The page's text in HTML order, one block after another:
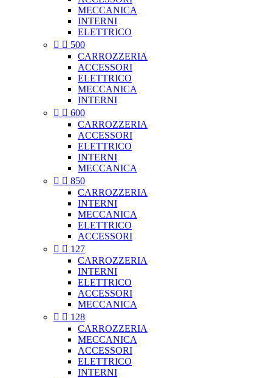
MECCANICA
INTERNI
ELETTRICO
  500
CARROZZERIA
ACCESSORI
ELETTRICO
MECCANICA
INTERNI
  600
CARROZZERIA
ACCESSORI
ELETTRICO
INTERNI
MECCANICA
  850
CARROZZERIA
INTERNI
MECCANICA
ELETTRICO
ACCESSORI
  127
CARROZZERIA
INTERNI
ELETTRICO
ACCESSORI
MECCANICA
  128
CARROZZERIA
MECCANICA
ACCESSORI
ELETTRICO
INTERNI